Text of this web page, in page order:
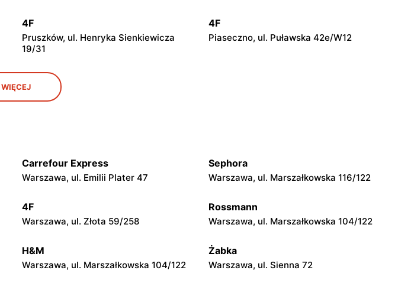
4F
Pruszków, ul. Henryka Sienkiewicza
19/31
4F
Piaseczno, ul. Puławska 42e/W12
Otwock, ul. Kupiecka 2
Daszyńskiego 4
Wyszków, ul. Gen. Józefa Sowińskiego
66
Wyszków, ul. Gen. Józefa Sowińskiego
62
Garwolin, ul. Kościuszki 13
4F
Rawa Mazowiecka al. Konstytucji 3 Maja
5
WIĘCEJ
Carrefour Express
Warszawa, ul. Emilii Plater 47
Sephora
Warszawa, ul. Marszałkowska 116/122
4F
Warszawa, ul. Złota 59/258
Rossmann
Warszawa, ul. Marszałkowska 104/122
H&M
Warszawa, ul. Marszałkowska 104/122
Żabka
Warszawa, ul. Sienna 72